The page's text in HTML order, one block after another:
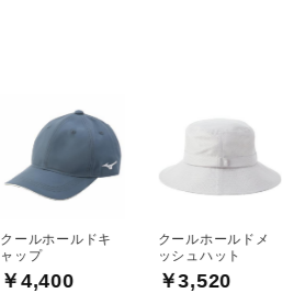
クールホールドキ
ャップ
￥4,400
クールホールドメ
ッシュハット
￥3,520